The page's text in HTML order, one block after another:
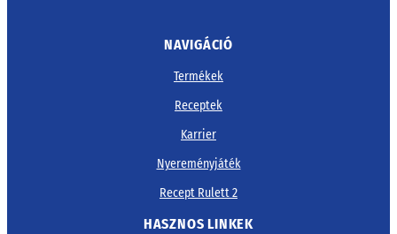
NAVIGÁCIÓ
Termékek
Receptek
Karrier
Nyereményjáték
Recept Rulett 2
HASZNOS LINKEK